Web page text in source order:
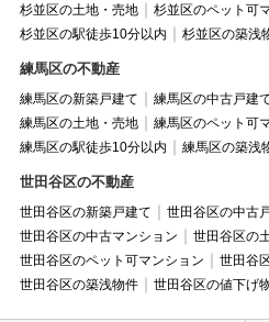
杉並区の土地・売地
杉並区のペット可
杉並区の駅徒歩10分以内
杉並区の築浅
練馬区の不動産
練馬区の新築戸建て 練馬区の中古戸建
練馬区の土地・売地
練馬区のペット可
練馬区の駅徒歩10分以内
練馬区の築浅
世田谷区の不動産
世田谷区の新築戸建て
世田谷区の中古
世田谷区の中古マンション
世田谷区の
世田谷区のペット可マンション
世田谷
世田谷区の築浅物件
世田谷区の値下げ